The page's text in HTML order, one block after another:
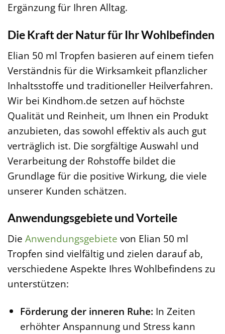
Ergänzung für Ihren Alltag.
Die Kraft der Natur für Ihr Wohlbefinden
Elian 50 ml Tropfen basieren auf einem tiefen
Verständnis für die Wirksamkeit pflanzlicher
Inhaltsstoffe und traditioneller Heilverfahren.
Wir bei Kindhom.de setzen auf höchste
Qualität und Reinheit, um Ihnen ein Produkt
anzubieten, das sowohl effektiv als auch gut
verträglich ist. Die sorgfältige Auswahl und
Verarbeitung der Rohstoffe bildet die
Grundlage für die positive Wirkung, die viele
unserer Kunden schätzen.
Anwendungsgebiete und Vorteile
Die Anwendungsgebiete von Elian 50 ml
Tropfen sind vielfältig und zielen darauf ab,
verschiedene Aspekte Ihres Wohlbefindens zu
unterstützen:
Förderung der inneren Ruhe: In Zeiten
erhöhter Anspannung und Stress kann